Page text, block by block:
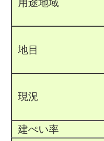
用途地域
地目
現況
建ぺい率